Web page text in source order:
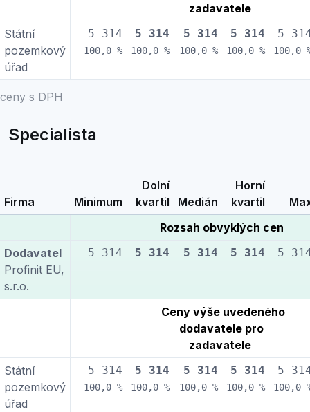
ceny s DPH
zadavatele
Státní
pozemkový
úřad
5 314
100,0 %
5 314
100,0 %
5 314
100,0 %
5 314
100,0 %
5
100,0
Specialista
Firma Minimum
Dolní
kvartil
Medián
Horní
kvartil
Rozsah obvyklých cen
Dodavatel
Profinit EU,
s.r.o.
5 314 5 314 5 314 5 314 5
Ceny výše uvedeného
dodavatele pro
zadavatele
Státní
pozemkový
úřad
5 314
100,0 %
5 314
100,0 %
5 314
100,0 %
5 314
100,0 %
5
100,0